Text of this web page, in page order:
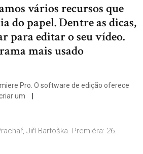
vários recursos que
do papel. Dentre as dicas,
para editar o seu vídeo.
mais usado
Pro. O software de edição oferece
um
Jiří Bartoška. Premiéra: 26.